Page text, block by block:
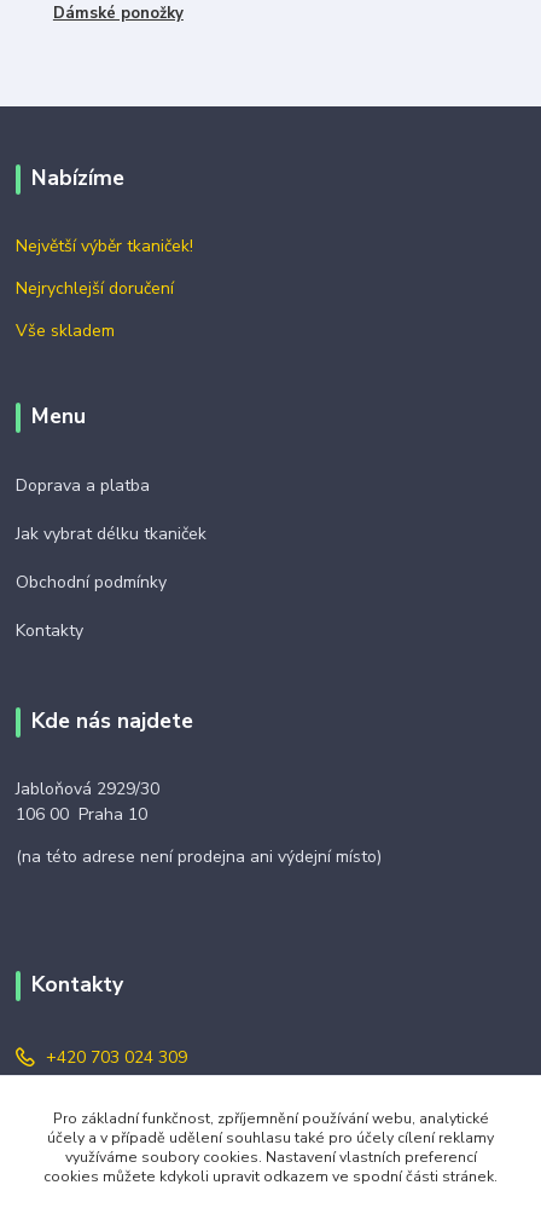
Dámské ponožky
Nabízíme
Největší výběr tkaniček!
Nejrychlejší doručení
Vše skladem
Menu
Doprava a platba
Jak vybrat délku tkaniček
Obchodní podmínky
Kontakty
Kde nás najdete
Jabloňová 2929/30
106 00 Praha 10
(na této adrese není prodejna ani výdejní místo)
Kontakty
+420 703 024 309
objednavky@zavazuj.cz
Pro základní funkčnost, zpříjemnění používání webu, analytické
účely a v případě udělení souhlasu také pro účely cílení reklamy
využíváme soubory cookies. Nastavení vlastních preferencí
cookies můžete kdykoli upravit odkazem ve spodní části stránek.